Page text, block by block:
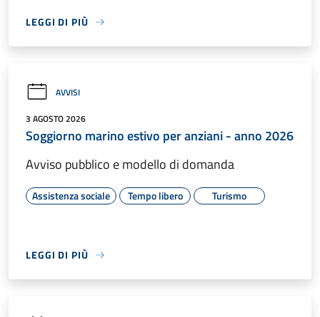
LEGGI DI PIÙ
AVVISI
3 AGOSTO 2026
Soggiorno marino estivo per anziani - anno 2026
Avviso pubblico e modello di domanda
Assistenza sociale Tempo libero Turismo
LEGGI DI PIÙ